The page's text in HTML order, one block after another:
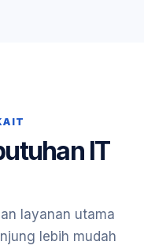
IT
layanan utama
lebih mudah